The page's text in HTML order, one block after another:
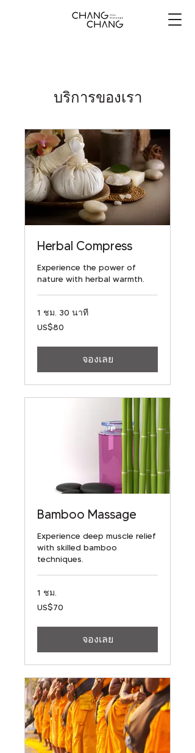
บริการของเรา
Herbal Compress
Experience the power of
nature with herbal warmth.
1 ชม. 30 นาที
ดอลลาร์
US$80
จองเลย
Bamboo Massage
Experience deep muscle relief
with skilled bamboo
techniques.
1 ชม.
ดอลลาร์
US$70
จองเลย